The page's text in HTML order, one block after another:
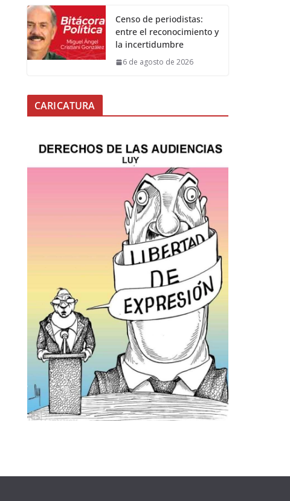
Censo de periodistas:
entre el reconocimiento y
la incertidumbre
6 de agosto de 2026
CARICATURA